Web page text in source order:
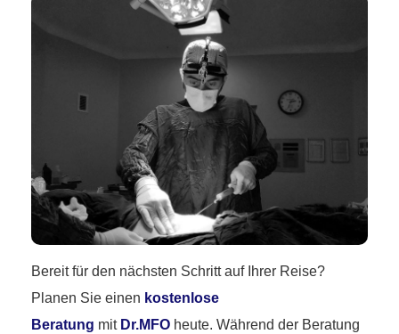
Bereit für den nächsten Schritt auf Ihrer Reise?
Planen Sie einen kostenlose
Beratung mit Dr.MFO heute. Während der Beratung